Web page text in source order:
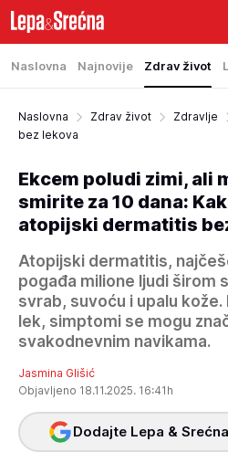
Naslovna Najnovije Zdrav život
Naslovna Zdrav život Zdravlje
bez lekova
Ekcem poludi zimi, ali
smirite za 10 dana:
atopijski dermatitis
Atopijski dermatitis,
pogađa milione ljudi širom
svrab, suvoću i upalu
lek, simptomi se mogu
svakodnevnim navikama.
Jasmina Glišić
Objavljeno 18.11.2025. 16:41h
Dodajte Lepa &